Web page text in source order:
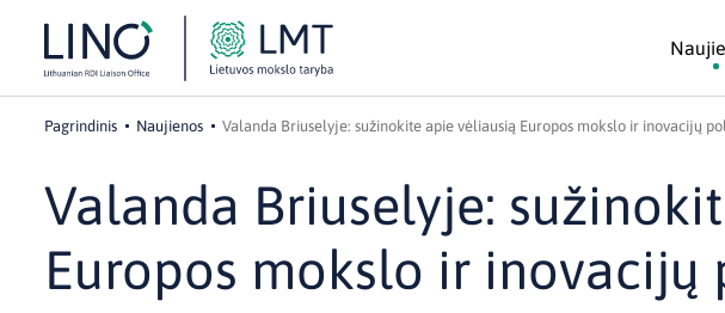
Pagrindinis Naujienos Valanda Briuselyje: sužinokite apie vėliausią Europos mokslo ir inovacijų
Valanda Briuselyje:
Europos mokslo ir inovacijų